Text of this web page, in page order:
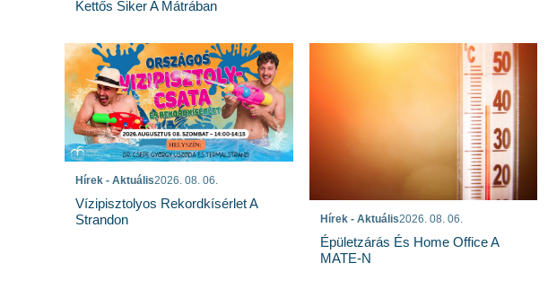
Kettős Siker A Mátrában
Hírek - Aktuális2026. 08. 06.
Vízipisztolyos Rekordkísérlet A
Strandon
Hírek - Aktuális2026. 08. 06.
Épületzárás És Home Office A
MATE-N